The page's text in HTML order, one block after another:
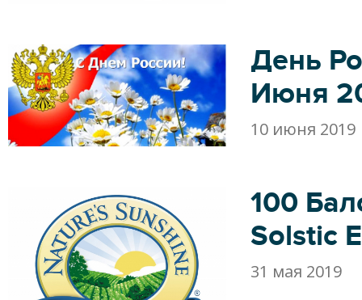
День
Июня
10 июня 2019
100
Solstic
31 мая 2019